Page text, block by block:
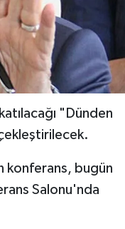
"Dünden
konferans, bugün
Salonu'nda